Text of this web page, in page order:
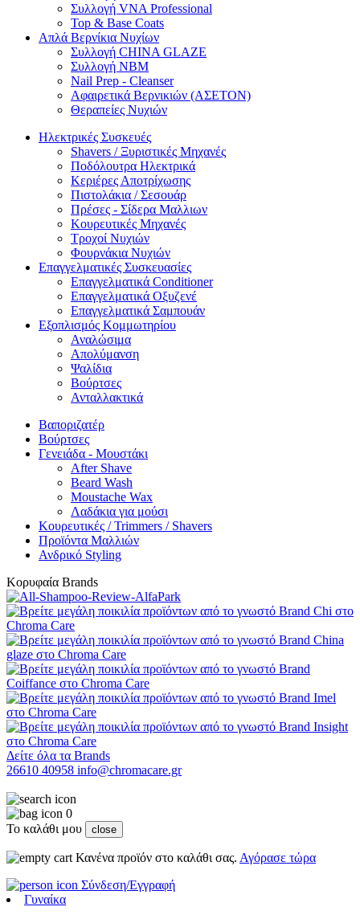
Συλλογή VNA Professional
Top & Base Coats
Απλά Βερνίκια Νυχίων
Συλλογή CHINA GLAZE
Συλλογή NBM
Nail Prep - Cleanser
Αφαιρετικά Βερνικιών (ΑΣΕΤΟΝ)
Θεραπείες Νυχιών
Ηλεκτρικές Συσκευές
Shavers / Ξυριστικές Μηχανές
Ποδόλουτρα Ηλεκτρικά
Κεριέρες Αποτρίχωσης
Πιστολάκια / Σεσουάρ
Πρέσες - Σίδερα Μαλλιων
Κουρευτικές Μηχανές
Τροχοί Νυχιών
Φουρνάκια Νυχιών
Επαγγελματικές Συσκευασίες
Επαγγελματικά Conditioner
Επαγγελματικά Oξυζενέ
Επαγγελματικά Σαμπουάν
Εξοπλισμός Κομμωτηρίου
Αναλώσιμα
Απολύμανση
Ψαλίδια
Βούρτσες
Ανταλλακτικά
Βαποριζατέρ
Βούρτσες
Γενειάδα - Μουστάκι
After Shave
Beard Wash
Moustache Wax
Λαδάκια για μούσι
Κουρευτικές / Trimmers / Shavers
Προϊόντα Μαλλιών
Ανδρικό Styling
Κορυφαία Brands
Δείτε όλα τα Brands
26610 40958 info@chromacare.gr
0
Το καλάθι μου
close
Κανένα προϊόν στο καλάθι σας. Αγόρασε τώρα
Σύνδεση/Εγγραφή
Γυναίκα